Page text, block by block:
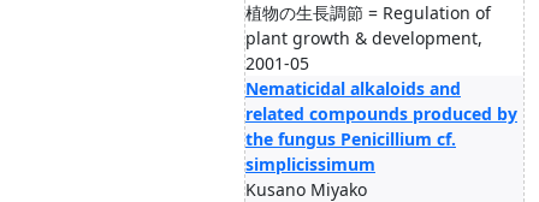
植物の生長調節 = Regulation of
plant growth & development,
2001-05
Nematicidal alkaloids and
related compounds produced by
the fungus Penicillium cf.
simplicissimum
Kusano Miyako